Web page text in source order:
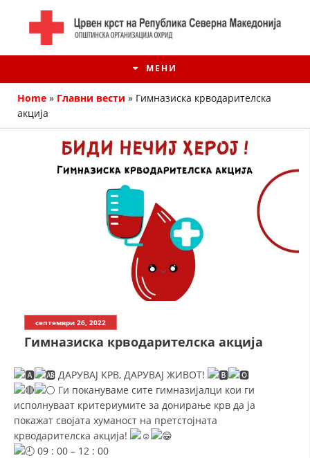
МЕНИ
ИСТОРИЈАТ НА ЦКРМ
ИСТОРИЈАТ НА ДВИЖЕЊЕТО
СТРУКТУРА НА ОРГАНИЗАЦИЈАТА
КОНТАКТ ИНФОРМАЦИИ
ЧЛЕНСТВО ВО ПРОФЕСИОНАЛНИ ТЕЛА
ЗАКОН ЗА ЦКРМ
Home » Главни вести » Гимназиска крводарителска
акција
септември 26, 2022
Гимназиска крводарителска акција
ДАРУВАЈ КРВ, ДАРУВАЈ ЖИВОТ!
Ги покануваме сите гимназијалци кои ги
исполнуваат критериумите за донирање крв да ја
покажат својата хуманост на претстојната
крводарителска акција!
09 : 00 – 12 : 00